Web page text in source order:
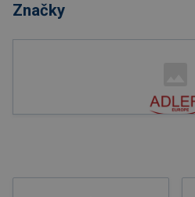
Značky